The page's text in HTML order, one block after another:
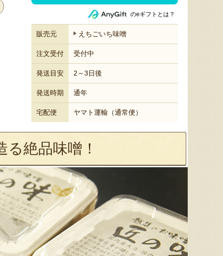
のeギフトとは？
販売元 えちごいち味噌
注文受付 受付中
発送目安 2～3日後
発送時期 通年
宅配便 ヤマト運輸（通常便）
絶品味噌！